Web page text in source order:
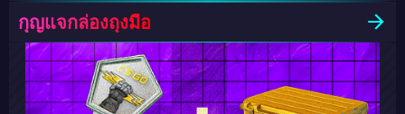
กุญแจกล่องถุงมือ